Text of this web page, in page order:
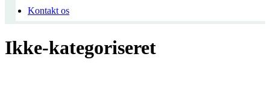
Kontakt os
Ikke-kategoriseret